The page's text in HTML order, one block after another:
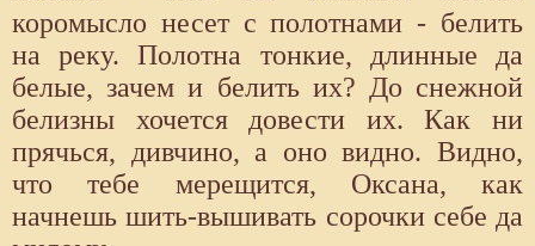
коромысло несет с полотнами - белить
на реку. Полотна тонкие, длинные да
белые, зачем и белить их? До снежной
белизны хочется довести их. Как ни
прячься, дивчино, а оно видно. Видно,
что тебе мерещится, Оксана, как
начнешь шить-вышивать сорочки себе да